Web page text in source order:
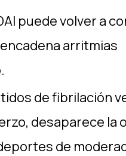
puede volver a
arritmias
de fibrilación
desaparece la
de